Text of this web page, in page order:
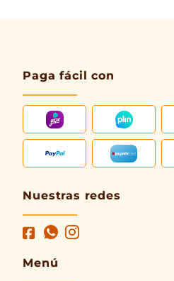
Paga fácil con
Nuestras redes
Menú